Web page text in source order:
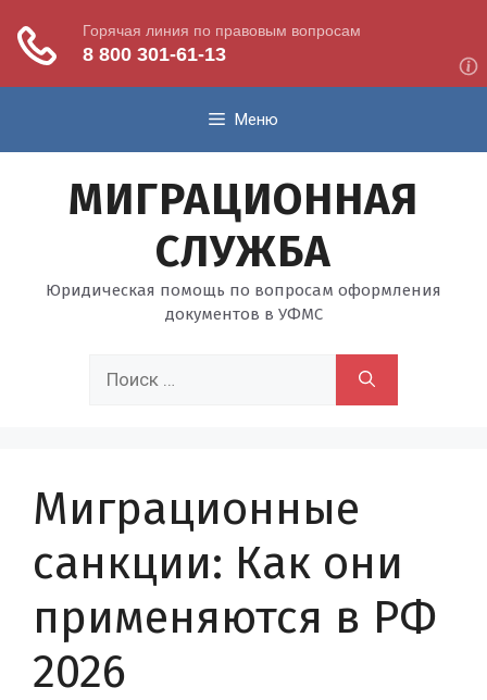
содержимому
Меню
МИГРАЦИОННАЯ
СЛУЖБА
Юридическая помощь по вопросам оформления
документов в УФМС
Миграционные
санкции: Как они
применяются в РФ
2026